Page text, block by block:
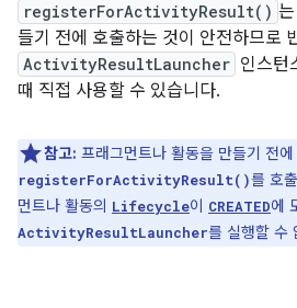
registerForActivityResult()
들기 전에 호출하는 것이 안전하므로
ActivityResultLauncher 인스턴
때 직접 사용할 수 있습니다.
참고: 프래그먼트나 활동을 만들기 전에
registerForActivityResult()를 호
먼트나 활동의 Lifecycle이 CREATED에
ActivityResultLauncher를 실행할 수